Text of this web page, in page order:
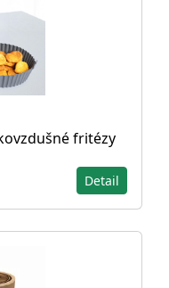
fritézy
Detail